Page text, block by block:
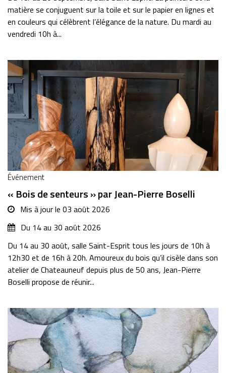
matière se conjuguent sur la toile et sur le papier en lignes et
en couleurs qui célèbrent l’élégance de la nature. Du mardi au
vendredi 10h à...
Événement
« Bois de senteurs » par Jean-Pierre Boselli
Mis à jour le 03 août 2026
Du 14au 30 août 2026
Du 14 au 30 août, salle Saint-Esprit tous les jours de 10h à
12h30 et de 16h à 20h. Amoureux du bois qu’il cisèle dans son
atelier de Chateauneuf depuis plus de 50 ans, Jean-Pierre
Boselli propose de réunir...